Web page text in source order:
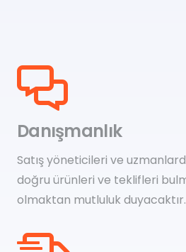
Danışmanlık
Satış yöneticileri ve
doğru ürünleri ve teklifleri
olmaktan mutluluk duyacaktır.